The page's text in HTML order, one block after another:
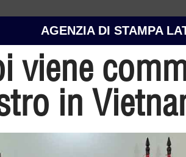
AGENZIA DI STAMPA
viene
in